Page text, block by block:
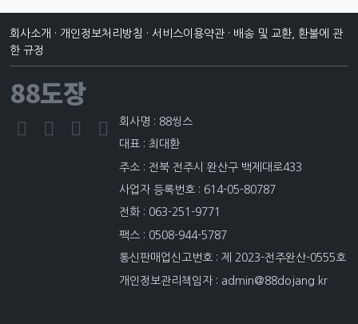
회사소개 · 개인정보처리방침 · 서비스이용약관 · 배송 및 교환, 환불에 관
한 규정
88도장
회사명 : 88씽스
대표 : 최대환
주소 : 전북 전주시 완산구 백제대로433
사업자 등록번호 : 614-05-80787
전화 : 063-251-9771
팩스 : 0508-944-5787
통신판매업신고번호 : 제 2023-전주완산-0555호
개인정보관리책임자 : admin@88dojang.kr